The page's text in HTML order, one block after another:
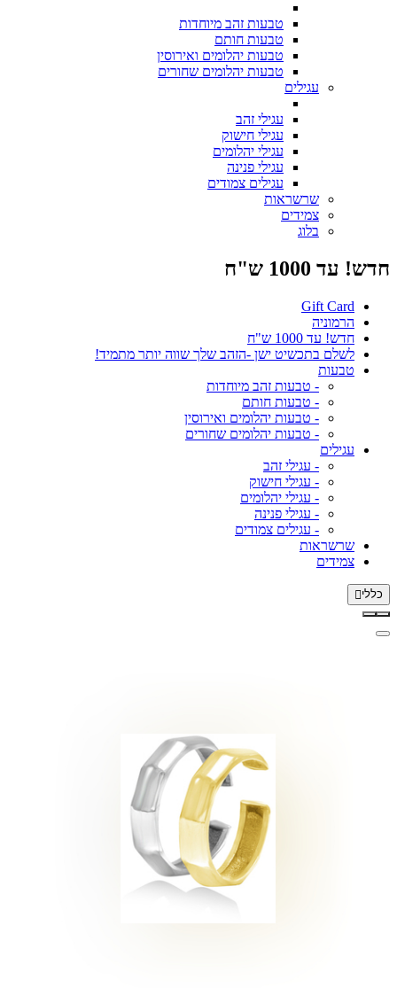
טבעות זהב מיוחדות
טבעות חותם
טבעות יהלומים ואירוסין
טבעות יהלומים שחורים
עגילים
עגילי זהב
עגילי חישוק
עגילי יהלומים
עגילי פנינה
עגילים צמודים
שרשראות
צמידים
בלוג
חדש! עד 1000 ש"ח
Gift Card
הרמוניה
חדש! עד 1000 ש"ח
לשלם בתכשיט ישן -הזהב שלך שווה יותר מתמיד!
טבעות
- טבעות זהב מיוחדות
- טבעות חותם
- טבעות יהלומים ואירוסין
- טבעות יהלומים שחורים
עגילים
- עגילי זהב
- עגילי חישוק
- עגילי יהלומים
- עגילי פנינה
- עגילים צמודים
שרשראות
צמידים
כללי